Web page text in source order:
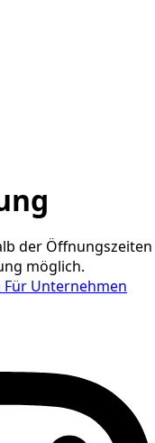
der Öffnungszeiten
möglich.
Für Unternehmen